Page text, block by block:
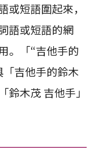
或短語圍起來，
語或短語的網
。「“吉他手的
吉他手的鈴木
木茂 吉他手」